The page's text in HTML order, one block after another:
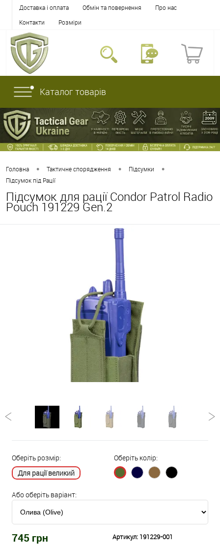
Доставка і оплата Обмін та повернення
Про нас
Контакти
Розміри
Каталог товарів
Головна • Тактичне спорядження • Підсумки •
Підсумок під Рації
Підсумок для рації Condor Patrol Radio
Pouch 191229 Gen.2
Оберіть розмір:
Для рації великий
Оберіть колір:
Або оберіть варіант:
745 грн Артикул: 191229-001